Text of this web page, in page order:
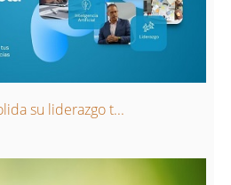
su liderazgo t...